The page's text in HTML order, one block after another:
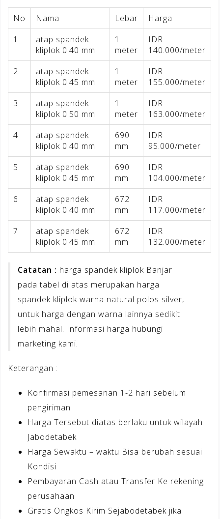
No Nama Lebar
Harga
1
atap spandek
kliplok 0.40 mm
1
meter
IDR
140.000/meter
2
atap spandek
kliplok 0.45 mm
1
meter
IDR
155.000/meter
3
atap spandek
kliplok 0.50 mm
1
meter
IDR
163.000/meter
4
atap spandek
kliplok 0.40 mm
690
mm
IDR
95.000/meter
5
atap spandek
kliplok 0.45 mm
690
mm
IDR
104.000/meter
6
atap spandek
kliplok 0.40 mm
672
mm
IDR
117.000/meter
7
atap spandek
kliplok 0.45 mm
672
mm
IDR
132.000/meter
Catatan : harga spandek kliplok Banjar
pada tabel di atas merupakan harga
spandek kliplok warna natural polos silver,
untuk harga dengan warna lainnya sedikit
lebih mahal. Informasi harga hubungi
marketing kami.
Keterangan :
Konfirmasi pemesanan 1-2 hari sebelum
pengiriman
Harga Tersebut diatas berlaku untuk wilayah
Jabodetabek
Harga Sewaktu – waktu Bisa berubah sesuai
Kondisi
Pembayaran Cash atau Transfer Ke rekening
perusahaan
Gratis Ongkos Kirim Sejabodetabek jika